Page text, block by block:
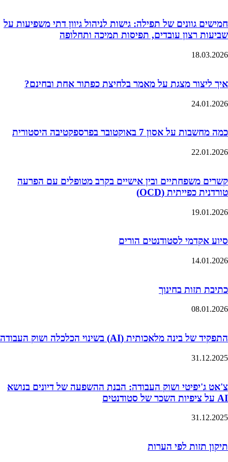
חמישים גוונים של תפילה: גישות לניהול גיוון דתי משפיעות על
שביעות רצון עובדים, תפיסות תמיכה ותחלופה
18.03.2026
איך ליצור מצגת על מאמר בלחיצת כפתור אחת ובחינם?
24.01.2026
כמה מחשבות על אסון 7 באוקטובר בפרספקטיבה היסטורית
22.01.2026
קשרים משפחתיים ובין אישיים בקרב מטופלים עם הפרעה
טורדנית כפייתית (OCD)
19.01.2026
סיוע אקדמי לסטודנטים הורים
14.01.2026
כתיבת תזות בחינוך
08.01.2026
התפקיד של בינה מלאכותית (AI) בשינוי הכלכלה ושוק העבודה
31.12.2025
צ'אט ג'יפיטי ושוק העבודה: הבנת ההשפעה של דיונים בנושא
AI על ציפיות השכר של סטודנטים
31.12.2025
תיקון תזות לפי הערות